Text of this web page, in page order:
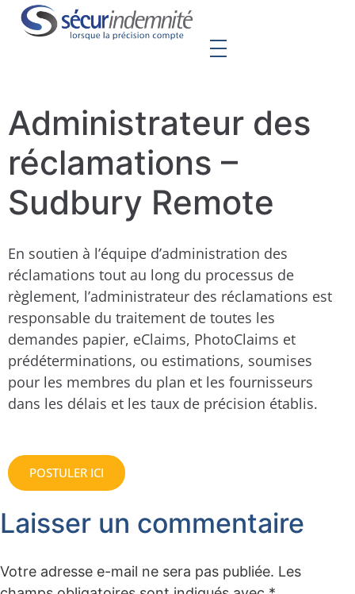
Administrateur des
réclamations –
Sudbury Remote
En soutien à l’équipe d’administration des
réclamations tout au long du processus de
règlement, l’administrateur des réclamations est
responsable du traitement de toutes les
demandes papier, eClaims, PhotoClaims et
prédéterminations, ou estimations, soumises
pour les membres du plan et les fournisseurs
dans les délais et les taux de précision établis.
POSTULER ICI
Laisser un commentaire
Votre adresse e-mail ne sera pas publiée. Les